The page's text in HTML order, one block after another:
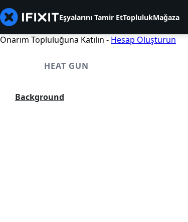
Eşyalarını Tamir EtToplulukMağaza
Onarım Topluluğuna Katılın - Hesap Oluşturun
HEAT GUN
Background